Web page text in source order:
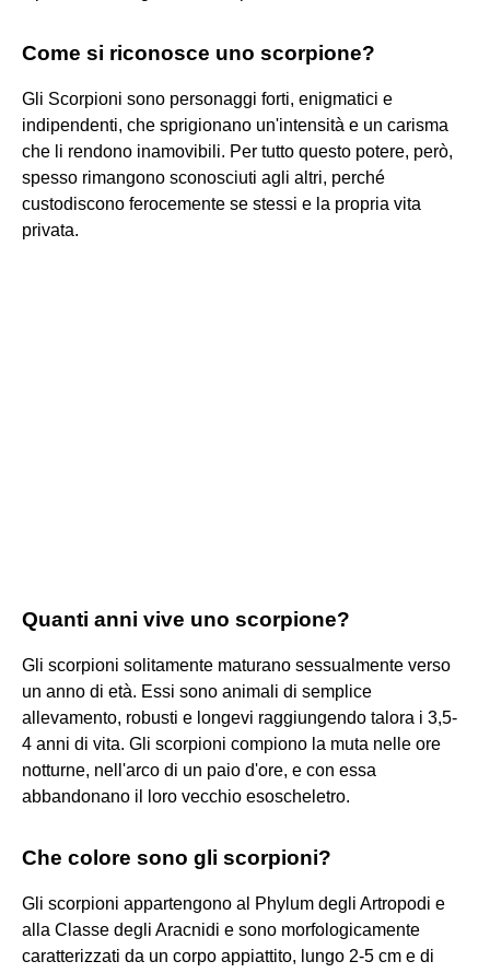
Come si riconosce uno scorpione?
Gli Scorpioni sono personaggi forti, enigmatici e
indipendenti, che sprigionano un'intensità e un carisma
che li rendono inamovibili. Per tutto questo potere, però,
spesso rimangono sconosciuti agli altri, perché
custodiscono ferocemente se stessi e la propria vita
privata.
Quanti anni vive uno scorpione?
Gli scorpioni solitamente maturano sessualmente verso
un anno di età. Essi sono animali di semplice
allevamento, robusti e longevi raggiungendo talora i 3,5-
4 anni di vita. Gli scorpioni compiono la muta nelle ore
notturne, nell'arco di un paio d'ore, e con essa
abbandonano il loro vecchio esoscheletro.
Che colore sono gli scorpioni?
Gli scorpioni appartengono al Phylum degli Artropodi e
alla Classe degli Aracnidi e sono morfologicamente
caratterizzati da un corpo appiattito, lungo 2-5 cm e di